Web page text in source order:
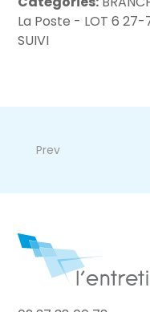
La Poste - LOT 6
SUIVI
Prev